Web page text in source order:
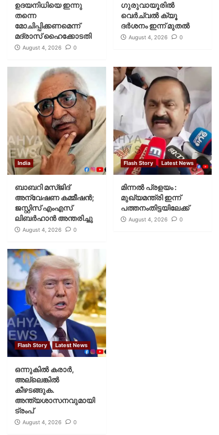
ഉദയനിധിയെ ഇന്നു
തന്നെ
മോചിപ്പിക്കണമെന്ന്
മദ്രാസ് ഹൈക്കോടതി
August 4, 2026 0
ഗുരുവായൂരില്‍
വെര്‍ച്വല്‍ ക്യൂ
ദര്‍ശനം ഇന്ന് മുതല്‍
August 4, 2026 0
India
ബാബറി മസ്ജിദ്
അന്വേഷണ കമ്മീഷന്‍;
ജസ്റ്റിസ് എംഎസ്
ലിബര്‍ഹാന്‍ അന്തരിച്ചു
August 4, 2026 0
Flash Story Latest News
മിന്നല്‍ പ്രളയം :
മുഖ്യമന്ത്രി ഇന്ന്
പത്തനംതിട്ടയിലേക്ക്
August 4, 2026 0
Flash Story Latest News
ഒന്നുകില്‍ കരാര്‍,
അല്ലെങ്കില്‍
കീഴടങ്ങുക.
അന്ത്യശാസനവുമായി
ട്രംപ്
August 4, 2026 0